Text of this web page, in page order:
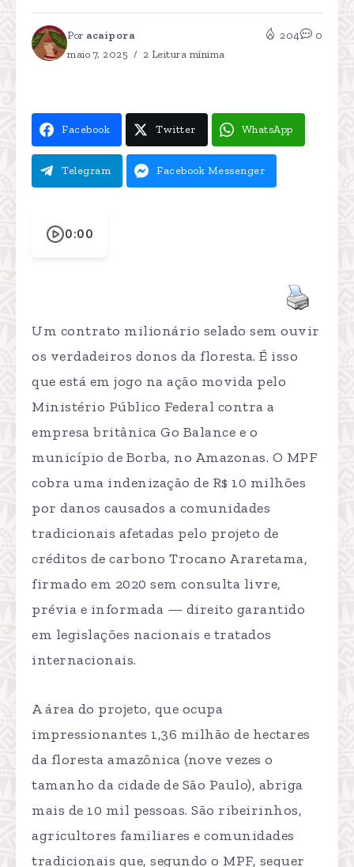
Por acaipora
maio 7, 2025
2 Leitura mínima
204 0
Facebook Twitter WhatsApp
Telegram Facebook Messenger
0:00
Um contrato milionário selado sem ouvir
os verdadeiros donos da floresta. É isso
que está em jogo na ação movida pelo
Ministério Público Federal contra a
empresa britânica Go Balance e o
município de Borba, no Amazonas. O MPF
cobra uma indenização de R$ 10 milhões
por danos causados a comunidades
tradicionais afetadas pelo projeto de
créditos de carbono Trocano Araretama,
firmado em 2020 sem consulta livre,
prévia e informada — direito garantido
em legislações nacionais e tratados
internacionais.
A área do projeto, que ocupa
impressionantes 1,36 milhão de hectares
da floresta amazônica (nove vezes o
tamanho da cidade de São Paulo), abriga
mais de 10 mil pessoas. São ribeirinhos,
agricultores familiares e comunidades
tradicionais que, segundo o MPF, sequer